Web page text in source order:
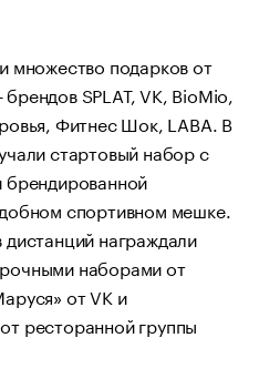
множество подарков от
SPLAT, VK, BioMio,
Фитнес Шок, LABА. В
стартовый набор с
брендированной
спортивном мешке.
награждали
наборами от
от VK и
ресторанной группы